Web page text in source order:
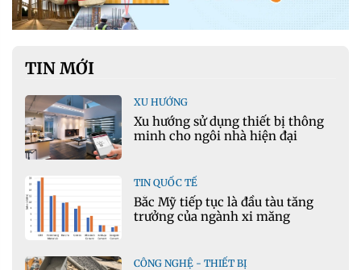
TIN MỚI
XU HƯỚNG
Xu hướng sử dụng thiết bị thông
minh cho ngôi nhà hiện đại
TIN QUỐC TẾ
Bắc Mỹ tiếp tục là đầu tàu tăng
trưởng của ngành xi măng
CÔNG NGHỆ - THIẾT BỊ